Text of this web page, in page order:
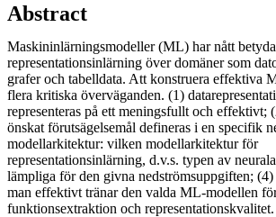
Abstract
Maskininlärningsmodeller (ML) har nått
representationsinlärning över domäner som
grafer och tabelldata. Att konstruera effektiva
flera kritiska överväganden. (1)
representeras på ett meningsfullt och effektivt;
önskat förutsägelsemål defineras i en specifik
modellarkitektur: vilken modellarkitektur för
representationsinlärning, d.v.s. typen av
lämpliga för den givna nedströmsuppgiften;
man effektivt tränar den valda ML-modellen
funktionsextraktion och representationskvalitet.